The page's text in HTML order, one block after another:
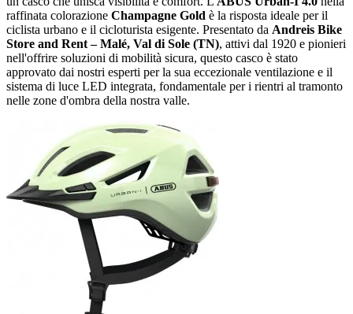
raffinata colorazione Champagne Gold è la risposta ideale per il
ciclista urbano e il cicloturista esigente. Presentato da Andreis Bike
Store and Rent – Malé, Val di Sole (TN), attivi dal 1920 e pionieri
nell'offrire soluzioni di mobilità sicura, questo casco è stato
approvato dai nostri esperti per la sua eccezionale ventilazione e il
sistema di luce LED integrata, fondamentale per i rientri al tramonto
nelle zone d'ombra della nostra valle.